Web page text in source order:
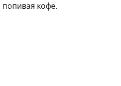
попивая кофе.